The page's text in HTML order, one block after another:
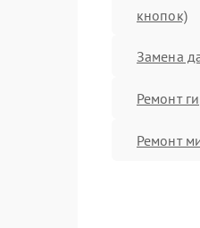
кнопок)
Замена
Ремонт
Ремонт